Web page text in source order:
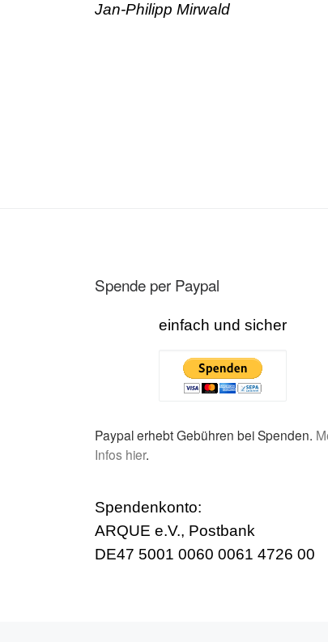
Jan-Philipp Mirwald
Spende per Paypal
einfach und sicher
Paypal erhebt Gebühren bei Spenden.
Infos hier.
Spendenkonto:
ARQUE e.V., Postbank
DE47 5001 0060 0061 4726 00